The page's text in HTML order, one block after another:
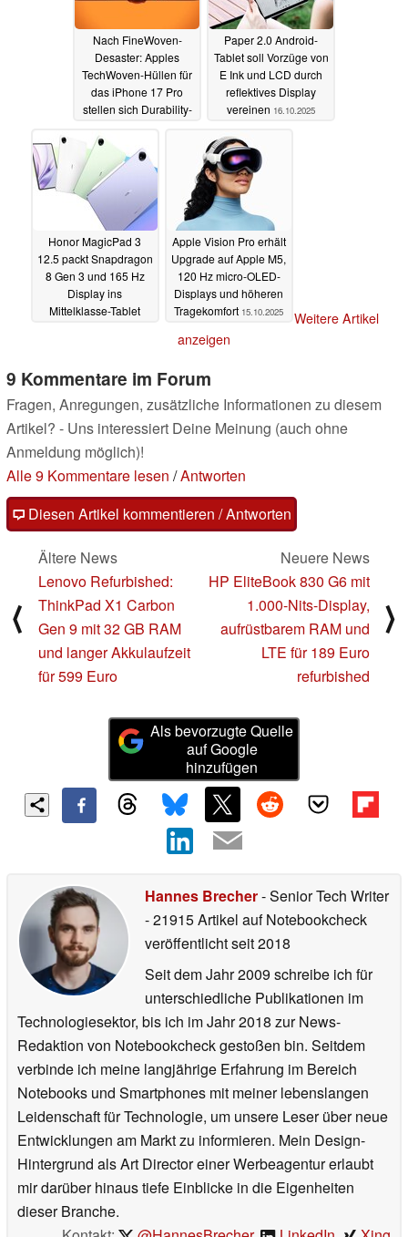
Nach FineWoven-
Desaster: Apples
TechWoven-Hüllen für
das iPhone 17 Pro
stellen sich Durability-
Paper 2.0 Android-
Tablet soll Vorzüge von
E Ink und LCD durch
reflektives Display
vereinen 16.10.2025
Honor MagicPad 3
12.5 packt Snapdragon
8 Gen 3 und 165 Hz
Display ins
Mittelklasse-Tablet
Apple Vision Pro erhält
Upgrade auf Apple M5,
120 Hz micro-OLED-
Displays und höheren
Tragekomfort 15.10.2025
Weitere Artikel
anzeigen
9 Kommentare im Forum
Fragen, Anregungen, zusätzliche Informationen zu diesem
Artikel? - Uns interessiert Deine Meinung (auch ohne
Anmeldung möglich)!
Alle 9 Kommentare lesen /Antworten
Diesen Artikel kommentieren / Antworten
⟨
Ältere News
Lenovo Refurbished:
ThinkPad X1 Carbon
Gen 9 mit 32 GB RAM
und langer Akkulaufzeit
für 599 Euro
Neuere News
HP EliteBook 830 G6 mit
1.000-Nits-Display,
aufrüstbarem RAM und
LTE für 189 Euro
refurbished
⟩
Als bevorzugte Quelle
auf Google
hinzufügen
Hannes Brecher- Senior Tech Writer
- 21915 Artikel auf Notebookcheck
veröffentlichtseit 2018
Seit dem Jahr 2009 schreibe ich für
unterschiedliche Publikationen im
Technologiesektor, bis ich im Jahr 2018 zur News-
Redaktion von Notebookcheck gestoßen bin. Seitdem
verbinde ich meine langjährige Erfahrung im Bereich
Notebooks und Smartphones mit meiner lebenslangen
Leidenschaft für Technologie, um unsere Leser über neue
Entwicklungen am Markt zu informieren. Mein Design-
Hintergrund als Art Director einer Werbeagentur erlaubt
mir darüber hinaus tiefe Einblicke in die Eigenheiten
dieser Branche.